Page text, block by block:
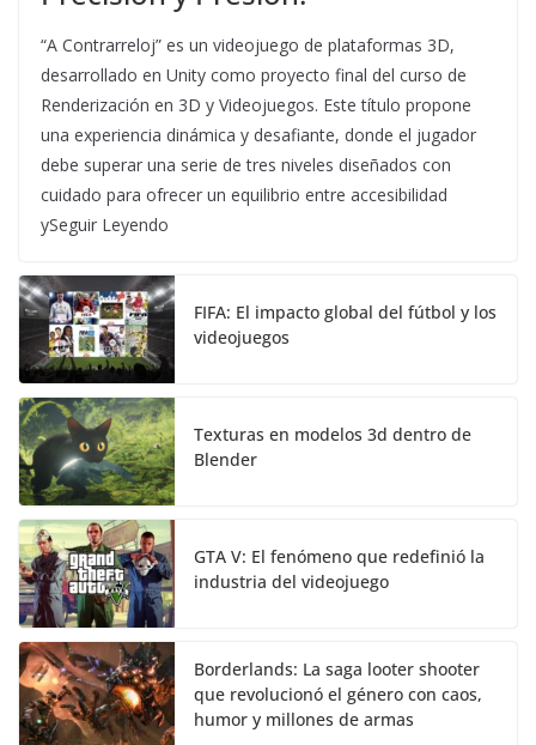
“A Contrarreloj” es un videojuego de plataformas 3D,
desarrollado en Unity como proyecto final del curso de
Renderización en 3D y Videojuegos. Este título propone
una experiencia dinámica y desafiante, donde el jugador
debe superar una serie de tres niveles diseñados con
cuidado para ofrecer un equilibrio entre accesibilidad
ySeguir Leyendo
FIFA: El impacto global del fútbol y los
videojuegos
Texturas en modelos 3d dentro de
Blender
GTA V: El fenómeno que redefinió la
industria del videojuego
Borderlands: La saga looter shooter
que revolucionó el género con caos,
humor y millones de armas